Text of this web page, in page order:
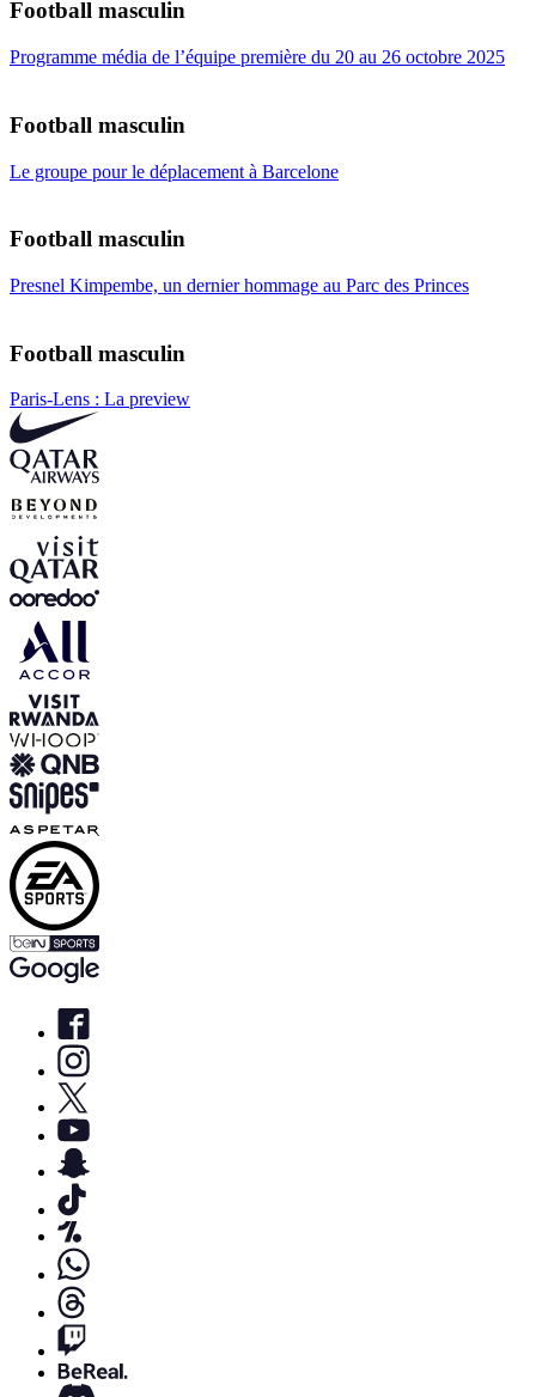
Football masculin
Programme média de l’équipe première du 20 au 26 octobre 2025
Football masculin
Le groupe pour le déplacement à Barcelone
Football masculin
Presnel Kimpembe, un dernier hommage au Parc des Princes
Football masculin
Paris-Lens : La preview